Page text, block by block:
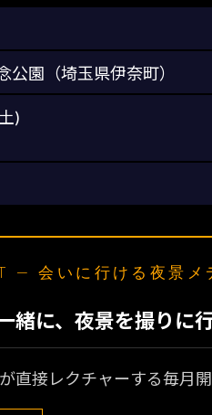
公園（埼玉県伊奈町）
)
— 会いに行ける夜景メ
緒に、夜景を撮りに
直接レクチャーする毎月